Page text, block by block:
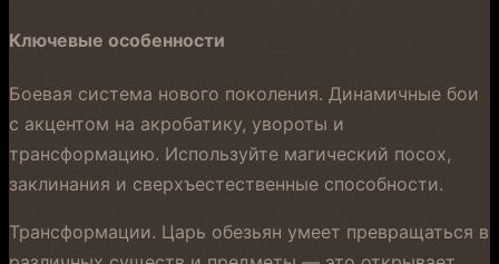
Ключевые особенности
Боевая система нового поколения. Динамичные бои
с акцентом на акробатику, увороты и
трансформацию. Используйте магический посох,
заклинания и сверхъестественные способности.
Трансформации. Царь обезьян умеет превращаться в